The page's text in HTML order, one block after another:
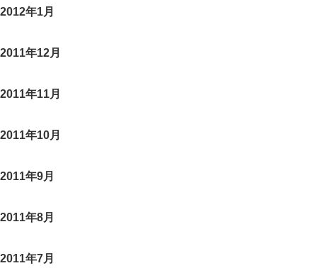
2012年1月
2011年12月
2011年11月
2011年10月
2011年9月
2011年8月
2011年7月